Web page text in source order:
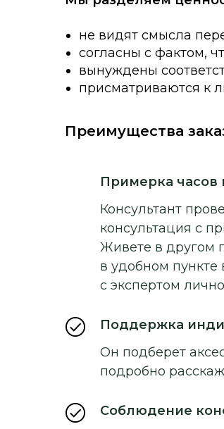
не видят смысла
согласны с фактом,
вынуждены
присматриваются к
Преимущества
Примерка часов
Консультант
консультация с
Живете в другом
в удобном пункте
с экспертом
Поддержка
Он подберет
подробно
Соблюдение